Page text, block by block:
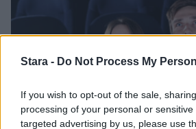
Stara - Do Not Process My
If you wish to opt-out of the sale,
processing of your personal or
targeted advertising by us, please use